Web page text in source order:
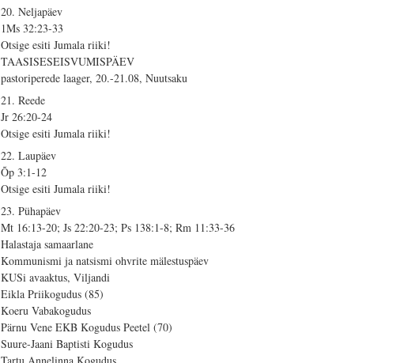
20. Neljapäev
1Ms 32:23-33
Otsige esiti Jumala riiki!
TAASISESEISVUMISPÄEV
pastoriperede laager, 20.-21.08, Nuutsaku
21. Reede
Jr 26:20-24
Otsige esiti Jumala riiki!
22. Laupäev
Õp 3:1-12
Otsige esiti Jumala riiki!
23. Pühapäev
Mt 16:13-20; Js 22:20-23; Ps 138:1-8; Rm 11:33-36
Halastaja samaarlane
Kommunismi ja natsismi ohvrite mälestuspäev
KUSi avaaktus, Viljandi
Eikla Priikogudus (85)
Koeru Vabakogudus
Pärnu Vene EKB Kogudus Peetel (70)
Suure-Jaani Baptisti Kogudus